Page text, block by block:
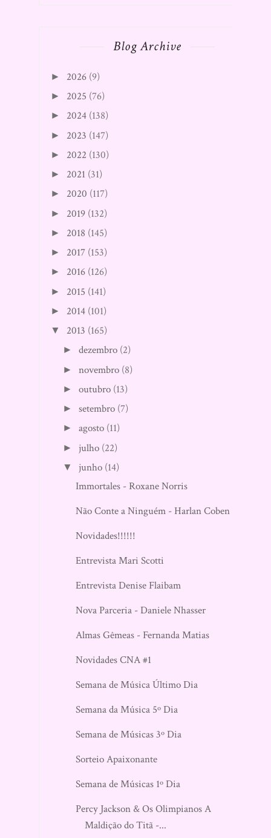
Blog Archive
► 2026 (9)
► 2025 (76)
► 2024 (138)
► 2023 (147)
► 2022 (130)
► 2021 (31)
► 2020 (117)
► 2019 (132)
► 2018 (145)
► 2017 (153)
► 2016 (126)
► 2015 (141)
► 2014 (101)
▼ 2013 (165)
►dezembro (2)
►novembro (8)
►outubro (13)
►setembro (7)
►agosto (11)
► julho (22)
▼ junho (14)
Immortales - Roxane Norris
Não Conte a Ninguém - Harlan Coben
Novidades!!!!!!
Entrevista Mari Scotti
Entrevista Denise Flaibam
Nova Parceria - Daniele Nhasser
Almas Gêmeas - Fernanda Matias
Novidades CNA #1
Semana de Música Último Dia
Semana da Música 5º Dia
Semana de Músicas 3º Dia
Sorteio Apaixonante
Semana de Músicas 1º Dia
Percy Jackson & Os Olimpianos A
Maldição do Titã -...